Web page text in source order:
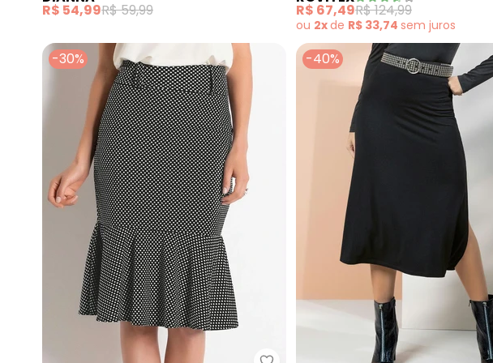
R$ 54,99R$ 59,99 R$ 67,49R$ 124,99
ou 2xde R$ 33,74 sem juros
-30% -40%